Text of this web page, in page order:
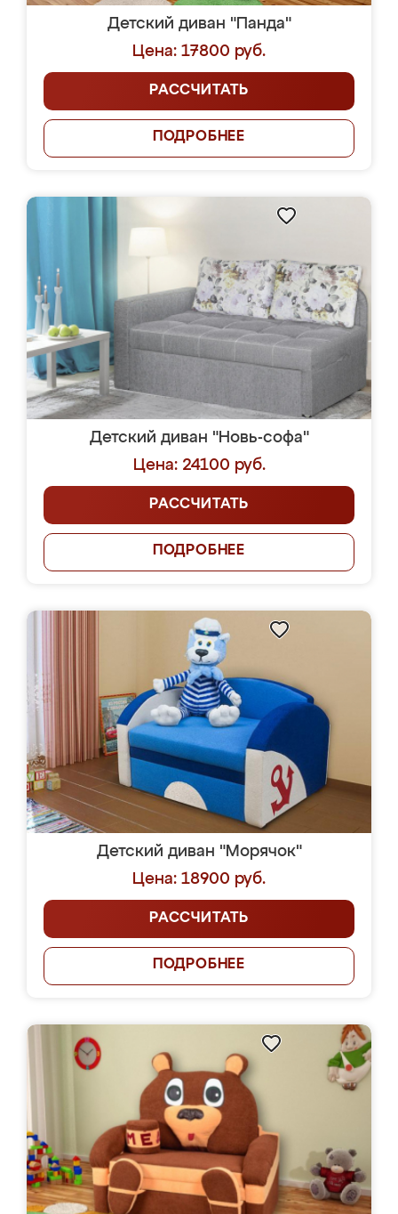
Детский диван "Панда"
Цена: 17800 руб.
РАССЧИТАТЬ
ПОДРОБНЕЕ
Детский диван "Новь-софа"
Цена: 24100 руб.
РАССЧИТАТЬ
ПОДРОБНЕЕ
Детский диван "Морячок"
Цена: 18900 руб.
РАССЧИТАТЬ
ПОДРОБНЕЕ